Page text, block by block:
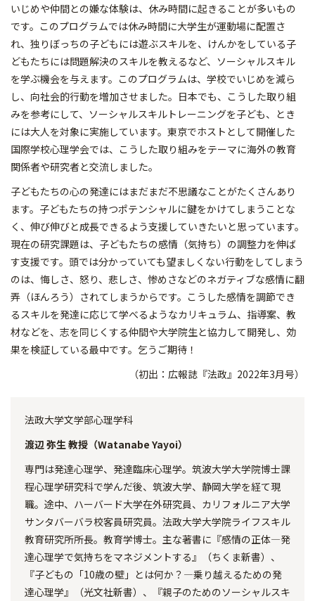
いじめや仲間との嫌な体験は、休み時間に起きることが多いもの
です。このプログラムでは休み時間に大学生が運動場に配置さ
れ、独りぼっちの子どもには遊ぶスキルを、けんかをしている子
どもたちには問題解決のスキルを教えるなど、ソーシャルスキル
を学ぶ機会を与えます。このプログラムは、学校でいじめを減ら
し、向社会的行動を増加させました。日本でも、こうした取り組
みを参考にして、ソーシャルスキルトレーニングを子ども、とき
には大人を対象に実施しています。東京でホストとして開催した
国際学校心理学会では、こうした取り組みをテーマに海外の教育
関係者や研究者と交流しました。
子どもたちの心の発達にはまだまだ不思議なことがたくさんあり
ます。子どもたちの持つポテンシャルに鍵をかけてしまうことな
く、伸び伸びと成長できるよう支援していきたいと思っています。
現在の研究課題は、子どもたちの感情（気持ち）の調整力を伸ば
す支援です。頭では分かっていても望ましくない行動をしてしまう
のは、悔しさ、怒り、悲しさ、惨めさなどのネガティブな感情に翻
弄（ほんろう）されてしまうからです。こうした感情を調節でき
るスキルを発達に応じて学べるようなカリキュラム、指導案、教
材などを、志を同じくする仲間や大学院生と協力して開発し、効
果を検証している最中です。乞うご期待！
（初出：広報誌『法政』2022年3月号）
法政大学文学部心理学科
渡辺 弥生 教授（Watanabe Yayoi）
専門は発達心理学、発達臨床心理学。筑波大学大学院博士課
程心理学研究科で学んだ後、筑波大学、静岡大学を経て現
職。途中、ハーバード大学在外研究員、カリフォルニア大学
サンタバーバラ校客員研究員。法政大学大学院ライフスキル
教育研究所所長。教育学博士。主な著書に『感情の正体―発
達心理学で気持ちをマネジメントする』（ちくま新書）、
『子どもの「10歳の壁」とは何か？―乗り越えるための発
達心理学』（光文社新書）、『親子のためのソーシャルスキ